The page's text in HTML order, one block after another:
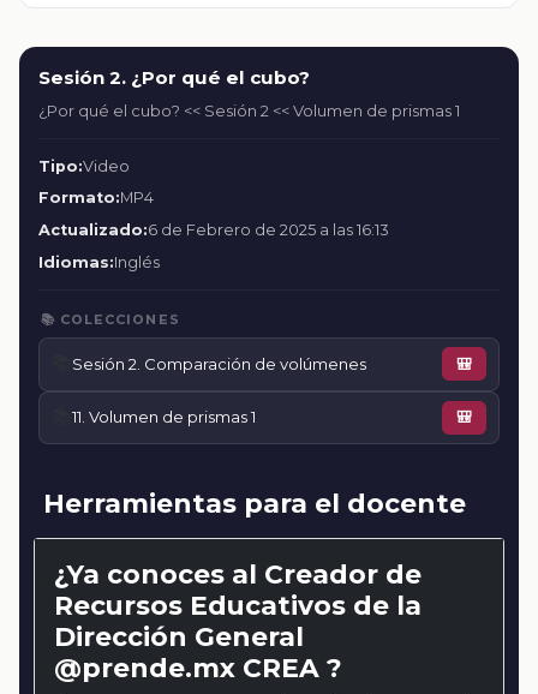
Sesión 2. ¿Por qué el cubo?
¿Por qué el cubo? << Sesión 2 << Volumen de prismas 1
Tipo:Video
Formato:MP4
Actualizado:6 de Febrero de 2025 a las 16:13
Idiomas:Inglés
📚 COLECCIONES
Sesión 2. Comparación de volúmenes 🎒
📚11. Volumen de prismas 1 🎒
Herramientas para el docente
¿Ya conoces al Creador de
Recursos Educativos de la
Dirección General
@prende.mx CREA ?